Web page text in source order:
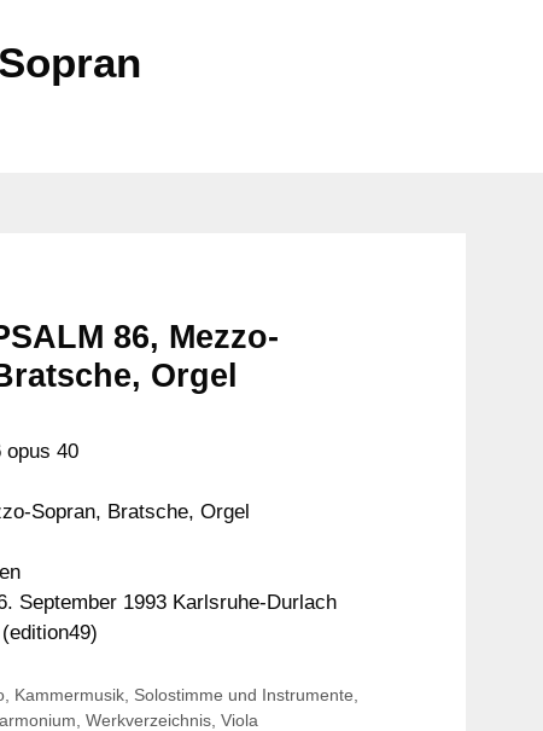
86, Mezzo-
Orgel
opus 40
Sopran, Bratsche, Orgel
September 1993 Karlsruhe-Durlach
Kammermusik Solostimme und Instrumente
Werkverzeichnis Viola